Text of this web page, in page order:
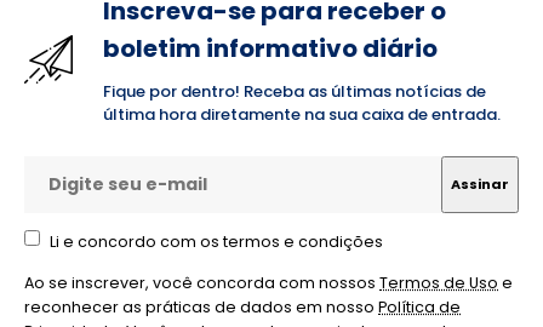
Inscreva-se para receber o
boletim informativo diário
Fique por dentro! Receba as últimas notícias de
última hora diretamente na sua caixa de entrada.
Li e concordo com os termos e condições
Ao se inscrever, você concorda com nossos Termos de Uso e
reconhecer as práticas de dados em nosso Política de